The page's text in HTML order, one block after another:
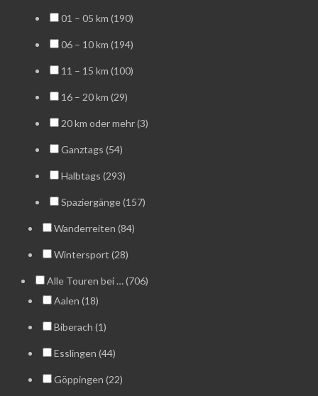
01 – 05 km (190)
06 – 10 km (194)
11 – 15 km (100)
16 – 20 km (29)
20 km oder mehr (3)
Ganztags (54)
Halbtags (293)
Spaziergänge (157)
Wanderreiten (84)
Wintersport (28)
Alle Touren bei … (706)
Aalen (18)
Biberach (1)
Esslingen (44)
Göppingen (22)